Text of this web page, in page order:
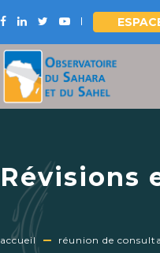
Révisions
Mondial
accueil réunion de